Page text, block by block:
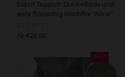
Esprit Teppich Dunkelblau und
sehr flauschig Hochflor "Alice"
Ab €29,00